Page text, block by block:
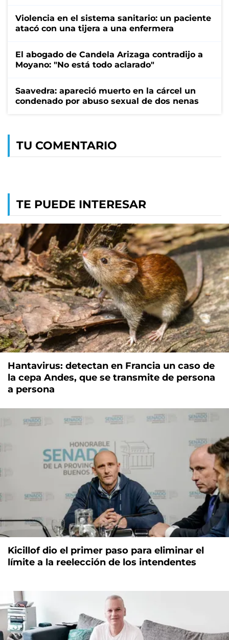
Violencia en el sistema sanitario: un paciente
atacó con una tijera a una enfermera
El abogado de Candela Arizaga contradijo a
Moyano: "No está todo aclarado"
Saavedra: apareció muerto en la cárcel un
condenado por abuso sexual de dos nenas
TU COMENTARIO
TE PUEDE INTERESAR
Hantavirus: detectan en Francia un caso de
la cepa Andes, que se transmite de persona
a persona
Kicillof dio el primer paso para eliminar el
límite a la reelección de los intendentes